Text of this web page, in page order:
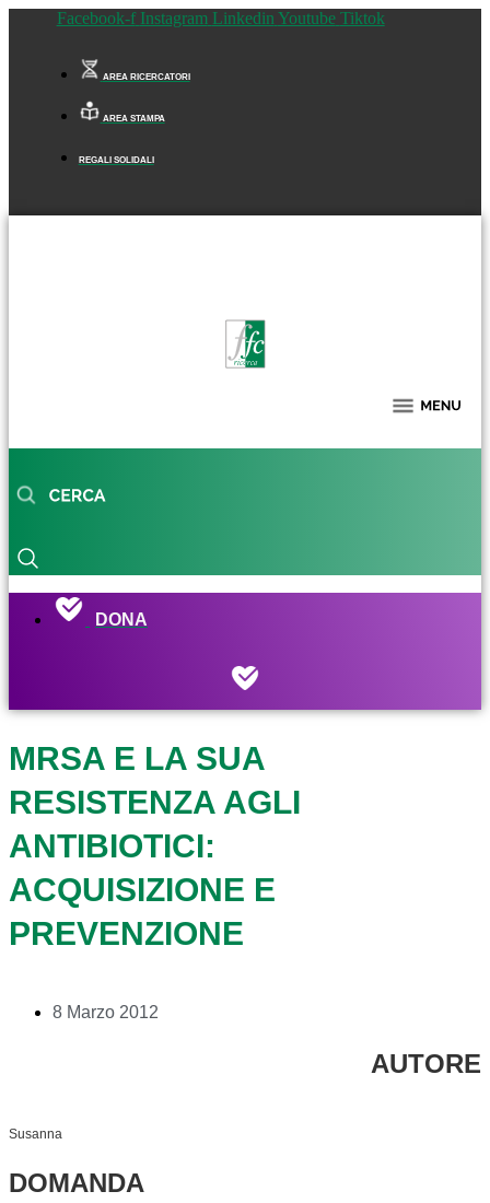
Facebook-f Instagram Linkedin Youtube Tiktok
AREA RICERCATORI
AREA STAMPA
REGALI SOLIDALI
DONA
MRSA E LA SUA
RESISTENZA AGLI
ANTIBIOTICI:
ACQUISIZIONE E
PREVENZIONE
8 Marzo 2012
AUTORE
Susanna
DOMANDA